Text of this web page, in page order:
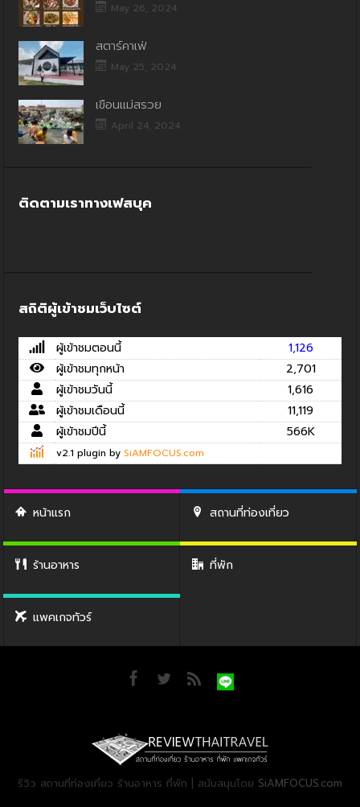
May 26, 2024
สตาร์คาเฟ่
May 25, 2024
เขื่อนแม่สรวย
April 24, 2024
ติดตามเราทางเฟสบุค
สถิติผู้เข้าชมเว็บไซต์
ผู้เข้าชมตอนนี้
1,126
ผู้เข้าชมทุกหน้า
2,701
ผู้เข้าชมวันนี้
1,616
ผู้เข้าชมเดือนนี้
11,119
ผู้เข้าชมปีนี้
566K
v2.1 plugin by SiAMFOCUS.com
หน้าแรก สถานที่ท่องเที่ยว
ร้านอาหาร ที่พัก
แพคเกจทัวร์
รีวิว สถานที่ท่องเที่ยว ร้านอาหาร ที่พัก | สนับสนุนโดย SiAMFOCUS.com